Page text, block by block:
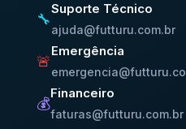
🔧
Suporte Técnico
ajuda@futturu.com.br
🚨
Emergência
💰
Financeiro
faturas@futturu.com.br